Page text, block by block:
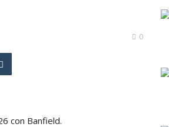
0
con Banfield.